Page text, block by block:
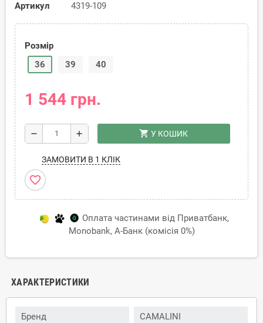
Артикул
4319-109
Розмір
36
39 40
1 544 грн.
remove add shopping_cart У КОШИК
ЗАМОВИТИ В 1 КЛІК
favorite_border
Оплата частинами від Приватбанк,
Monobank, А-Банк (комісія 0%)
ХАРАКТЕРИСТИКИ
Бренд CAMALINI